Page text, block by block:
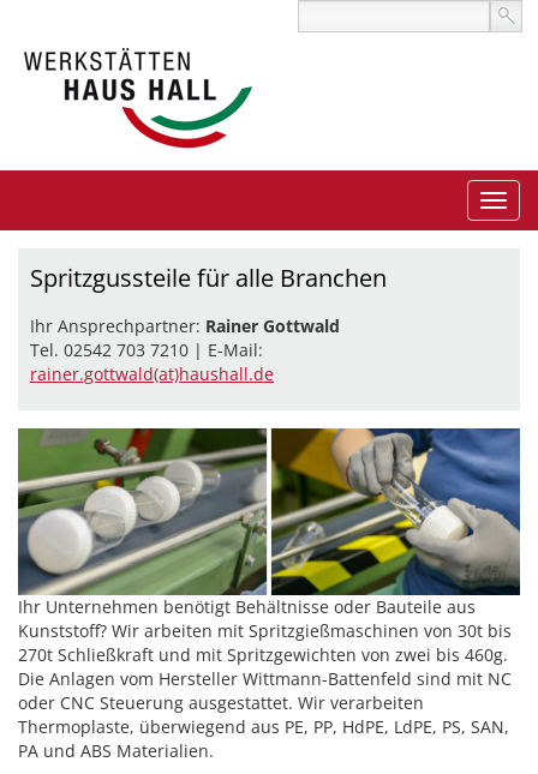
Spritzgussteile für alle Branchen
Ihr Ansprechpartner: Rainer Gottwald
Tel. 02542 703 7210 | E-Mail:
rainer.gottwald(at)haushall.de
Ihr Unternehmen benötigt Behältnisse oder Bauteile aus
Kunststoff? Wir arbeiten mit Spritzgießmaschinen von 30t bis
270t Schließkraft und mit Spritzgewichten von zwei bis 460g.
Die Anlagen vom Hersteller Wittmann-Battenfeld sind mit NC
oder CNC Steuerung ausgestattet. Wir verarbeiten
Thermoplaste, überwiegend aus PE, PP, HdPE, LdPE, PS, SAN,
PA und ABS Materialien.